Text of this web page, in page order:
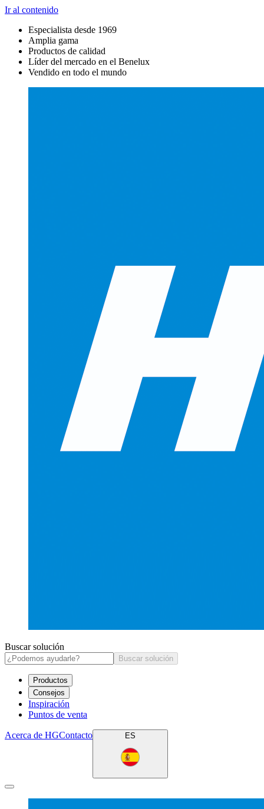
Ir al contenido
Especialista desde 1969
Amplia gama
Productos de calidad
Líder del mercado en el Benelux
Vendido en todo el mundo
Buscar solución
Buscar solución
Productos
Consejos
Inspiración
Puntos de venta
Acerca de HGContacto ES